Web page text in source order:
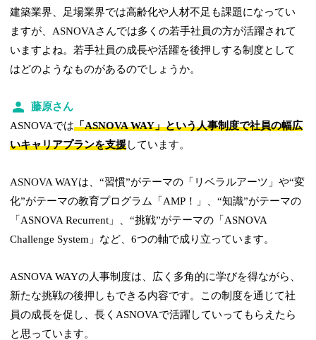
建築業界、足場業界では高齢化や人材不足も課題になってい
ますが、ASNOVAさんでは多くの若手社員の方が活躍されて
いますよね。若手社員の成長や活躍を後押しする制度として
はどのようなものがあるのでしょうか。
藤原さん
ASNOVAでは「ASNOVA WAY」という人事制度で社員の幅広
いキャリアプランを支援しています。
ASNOVA WAYは、“習慣”がテーマの「リベラルアーツ」や“変
化”がテーマの教育プログラム「AMP！」、“知識”がテーマの
「ASNOVA Recurrent」、“挑戦”がテーマの「ASNOVA
Challenge System」など、6つの軸で成り立っています。
ASNOVA WAYの人事制度は、広く多角的に学びを得ながら、
新たな挑戦の後押しもできる内容です。この制度を通じて社
員の成長を促し、長くASNOVAで活躍していってもらえたら
と思っています。